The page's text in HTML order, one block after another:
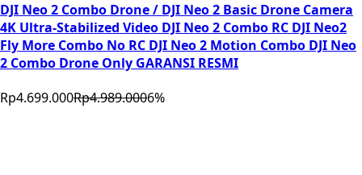
DJI Neo 2 Combo Drone / DJI Neo 2 Basic Drone Camera
4K Ultra-Stabilized Video DJI Neo 2 Combo RC DJI Neo2
Fly More Combo No RC DJI Neo 2 Motion Combo DJI Neo
2 Combo Drone Only GARANSI RESMI
Rp4.699.000Rp4.989.0006%